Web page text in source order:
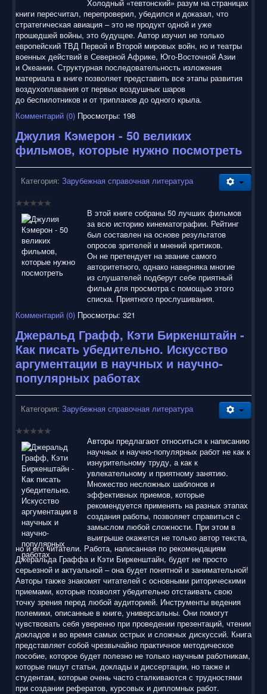
Холодный «тевтонский» разум на страницах
книги пересчитал, перепроверил, убедился и доказал, что
стратегическая авиация – это не продукт одной и уже
прошедшей войны, это будущее. Автор изучил не только
европейский ТВД Первой и Второй мировых войн, но и театры
военных действий в Северной Африке, Юго-Восточной Азии
и Океании. Структурная последовательность изложения
материала в книге позволяет представить все этапы развития
воздухоплавания от первых воздушных шаров
до беспилотников и от трипланов до одного крыла.
Комментарий (0) Просмотры: 198
Джулия Кэмерон - 50 великих
фильмов, которые нужно посмотреть
Категория: Зарубежная справочная литература
В этой книге собраны 50 лучших фильмов
за всю историю кинематографии. Рейтинг
был составлен на основе результатов
опросов зрителей и мнений критиков.
Он не претендует на звание самого
авторитетного, однако наверняка многие
из слушателей подберут себе приятный
фильм для просмотра с помощью этого
списка. Приятного прослушивания.
Комментарий (0) Просмотры: 321
Джеральд Графф, Кэти Биркенштайн -
Как писать убедительно. Искусство
аргументации в научных и научно-
популярных работах
Категория: Зарубежная справочная литература
Авторы предлагают относиться к написанию
научных и научно-популярных работ не как к
изнурительному труду, а как к
увлекательному и приятному занятию.
Множество несложных шаблонов и
эффективных приемов, которые
рекомендуется применять на разных этапах
создания работы, позволяет справиться с
замыслом любой сложности. При этом в
выигрыше окажется не только автор текста,
но и его читатели. Работа, написанная по рекомендациям
Джеральда Граффа и Кэти Биркенштайн, будет не просто
серьезной и актуальной – она будет понятной и занимательной!
Авторы также знакомят читателей с основными риторическими
приемами, которые позволят убедительно отстаивать свою
точку зрения перед любой аудиторией. Инструменты ведения
полемики, описанные в книге, универсальны. Они помогут
чувствовать себя уверенно при проведении презентаций, чтении
докладов и во время самых острых и сложных дискуссий. Книга
представляет собой чрезвычайно практичное методическое
пособие, которое будет полезно не только научным работникам,
которые пишут статьи, доклады и диссертации, но также и
студентам, которые очень часто сталкиваются с трудностями
при создании рефератов, курсовых и дипломных работ.